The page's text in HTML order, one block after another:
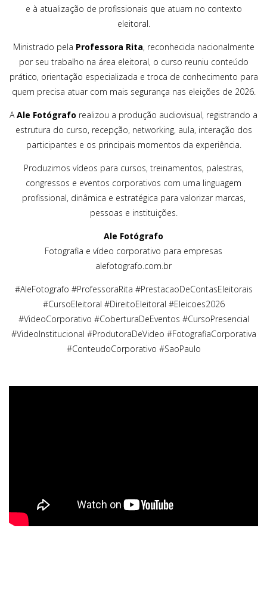
e à atualização de profissionais que atuam no contexto
eleitoral.
Ministrado pela Professora Rita, reconhecida nacionalmente
por seu trabalho na área eleitoral, o curso reuniu conteúdo
prático, orientação especializada e troca de conhecimento para
quem precisa atuar com mais segurança nas eleições de 2026.
A Ale Fotógrafo realizou a produção audiovisual, registrando a
estrutura do curso, recepção, networking, aula, interação dos
participantes e os principais momentos da experiência.
Produzimos vídeos para cursos, treinamentos, palestras,
congressos e eventos corporativos com uma linguagem
profissional, dinâmica e estratégica para valorizar marcas,
pessoas e instituições.
Ale Fotógrafo
Fotografia e vídeo corporativo para empresas
alefotografo.com.br
#AleFotografo #ProfessoraRita #PrestacaoDeContasEleitorais
#CursoEleitoral #DireitoEleitoral #Eleicoes2026
#VideoCorporativo #CoberturaDeEventos #CursoPresencial
#VideoInstitucional #ProdutoraDeVideo #FotografiaCorporativa
#ConteudoCorporativo #SaoPaulo